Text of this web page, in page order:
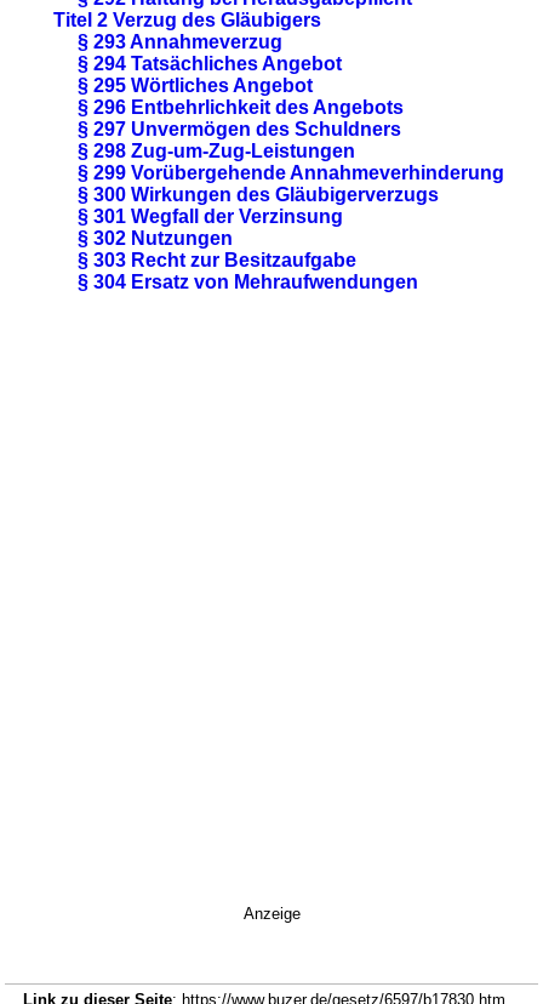
Titel 2 Verzug des Gläubigers
§ 293 Annahmeverzug
§ 294 Tatsächliches Angebot
§ 295 Wörtliches Angebot
§ 296 Entbehrlichkeit des Angebots
§ 297 Unvermögen des Schuldners
§ 298 Zug-um-Zug-Leistungen
§ 299 Vorübergehende Annahmeverhinderung
§ 300 Wirkungen des Gläubigerverzugs
§ 301 Wegfall der Verzinsung
§ 302 Nutzungen
§ 303 Recht zur Besitzaufgabe
§ 304 Ersatz von Mehraufwendungen
Anzeige
Link zu dieser Seite: https://www.buzer.de/gesetz/6597/b17830.htm